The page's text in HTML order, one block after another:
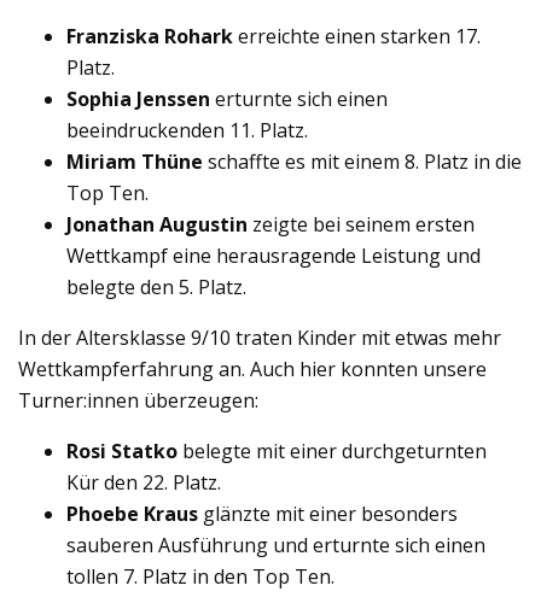
Franziska Roharkerreichte einen starken 17.
Platz.
Sophia Jenssen erturnte sich einen
beeindruckenden 11. Platz.
Miriam Thüne schaffte es mit einem 8. Platz in die
Top Ten.
Jonathan Augustin zeigte bei seinem ersten
Wettkampf eine herausragende Leistung und
belegte den 5. Platz.
In der Altersklasse 9/10 traten Kinder mit etwas mehr
Wettkampferfahrung an. Auch hier konnten unsere
Turner:innen überzeugen:
Rosi Statko belegte mit einer durchgeturnten
Kür den 22. Platz.
Phoebe Kraus glänzte mit einer besonders
sauberen Ausführung und erturnte sich einen
tollen 7. Platz in den Top Ten.